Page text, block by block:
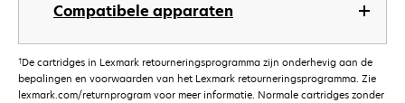
Compatibele apparaten
†De cartridges in Lexmark retourneringsprogramma zijn onderhevig aan de
bepalingen en voorwaarden van het Lexmark retourneringsprogramma. Zie
lexmark.com/returnprogram voor meer informatie. Normale cartridges zonder